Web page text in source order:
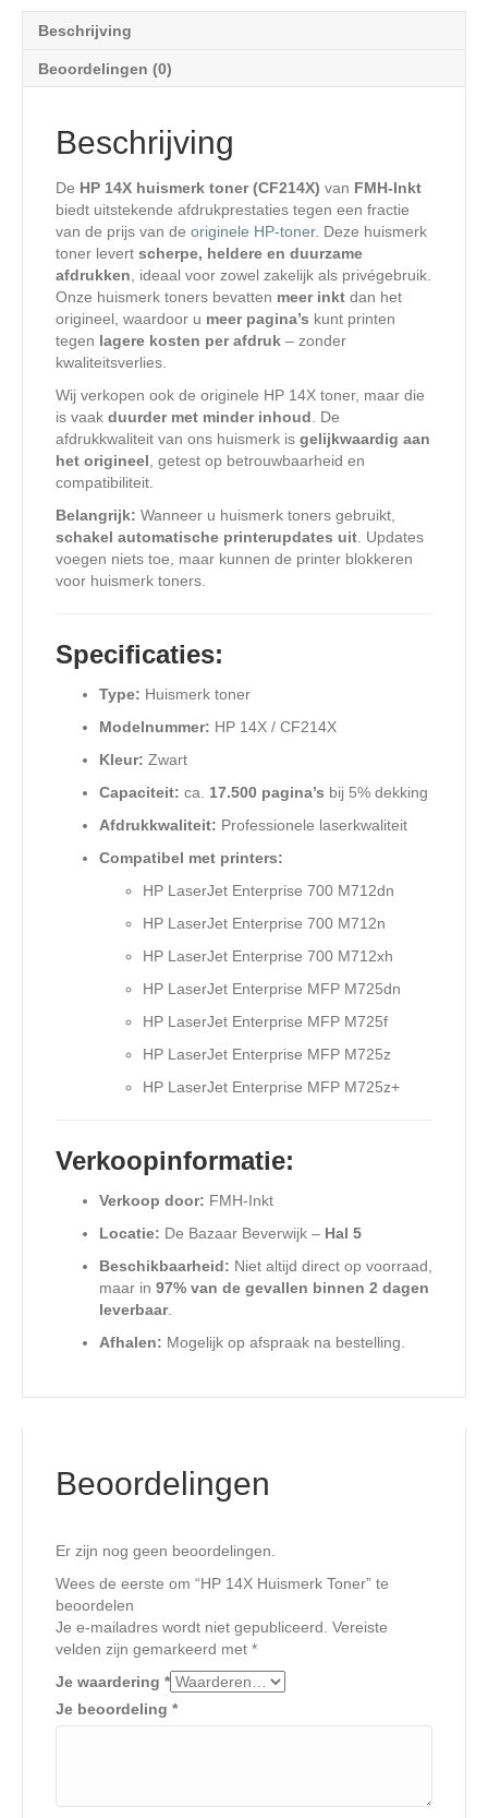
Beschrijving
Beoordelingen (0)
Beschrijving
De HP 14X huismerk toner (CF214X) van FMH-Inkt
biedt uitstekende afdrukprestaties tegen een fractie
van de prijs van de originele HP-toner. Deze huismerk
toner levert scherpe, heldere en duurzame
afdrukken, ideaal voor zowel zakelijk als privégebruik.
Onze huismerk toners bevatten meer inkt dan het
origineel, waardoor u meer pagina’s kunt printen
tegen lagere kosten per afdruk – zonder
kwaliteitsverlies.
Wij verkopen ook de originele HP 14X toner, maar die
is vaak duurder met minder inhoud. De
afdrukkwaliteit van ons huismerk is gelijkwaardig aan
het origineel, getest op betrouwbaarheid en
compatibiliteit.
Belangrijk: Wanneer u huismerk toners gebruikt,
schakel automatische printerupdates uit. Updates
voegen niets toe, maar kunnen de printer blokkeren
voor huismerk toners.
Specificaties:
Type: Huismerk toner
Modelnummer: HP 14X / CF214X
Kleur: Zwart
Capaciteit: ca. 17.500 pagina’s bij 5% dekking
Afdrukkwaliteit: Professionele laserkwaliteit
Compatibel met printers:
HP LaserJet Enterprise 700 M712dn
HP LaserJet Enterprise 700 M712n
HP LaserJet Enterprise 700 M712xh
HP LaserJet Enterprise MFP M725dn
HP LaserJet Enterprise MFP M725f
HP LaserJet Enterprise MFP M725z
HP LaserJet Enterprise MFP M725z+
Verkoopinformatie:
Verkoop door: FMH-Inkt
Locatie: De Bazaar Beverwijk – Hal 5
Beschikbaarheid: Niet altijd direct op voorraad,
maar in 97% van de gevallen binnen 2 dagen
leverbaar.
Afhalen: Mogelijk op afspraak na bestelling.
Beoordelingen
Er zijn nog geen beoordelingen.
Wees de eerste om “HP 14X Huismerk Toner” te
beoordelen
Je e-mailadres wordt niet gepubliceerd. Vereiste
velden zijn gemarkeerd met *
Je waardering *
Je beoordeling *